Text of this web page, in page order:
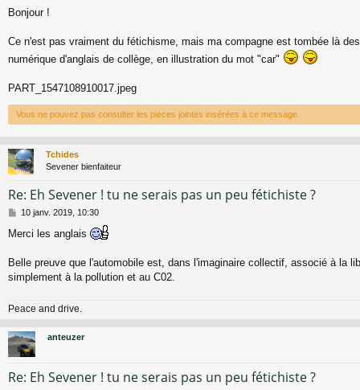
s
a
e
Bonjour !
Ce n'est pas vraiment du fétichisme, mais ma compagne est tombée là
numérique d'anglais de collège, en illustration du mot "car"
PART_1547108910017.jpeg
Vous ne pouvez pas consulter les pièces jointes insérées à ce message.
Tchides
Sevener bienfaiteur
Re: Eh Sevener ! tu ne serais pas un peu fétichiste ?
M
s
a
e
10 janv. 2019, 10:30
Merci les anglais
Belle preuve que l'automobile est, dans l'imaginaire collectif, associé à la
simplement à la pollution et au C02.
Peace and drive.
anteuzer
Re: Eh Sevener ! tu ne serais pas un peu fétichiste ?